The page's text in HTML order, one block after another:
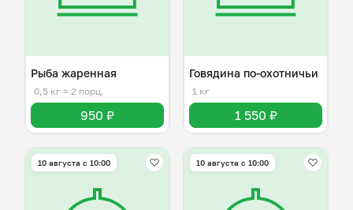
Рыба жаренная
0,5 кг ≈ 2 порц.
950 ₽
Говядина по-охотничьи
1 кг
1 550 ₽
10 августа с 10:00 10 августа с 10:00